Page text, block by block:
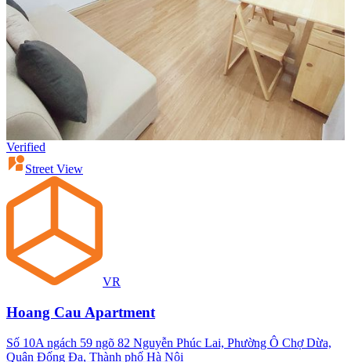
Verified
Street View
VR
Hoang Cau Apartment
Số 10A ngách 59 ngõ 82 Nguyễn Phúc Lai, Phường Ô Chợ Dừa,
Quận Đống Đa, Thành phố Hà Nội